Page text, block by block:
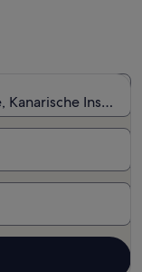
Inseln,